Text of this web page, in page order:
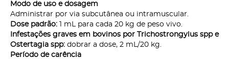
Modo de uso e dosagem
Administrar por via subcutânea ou intramuscular.
Dose padrão: 1 mL para cada 20 kg de peso vivo.
Infestações graves em bovinos por Trichostrongylus spp e
Ostertagia spp: dobrar a dose, 2 mL/20 kg.
Período de carência